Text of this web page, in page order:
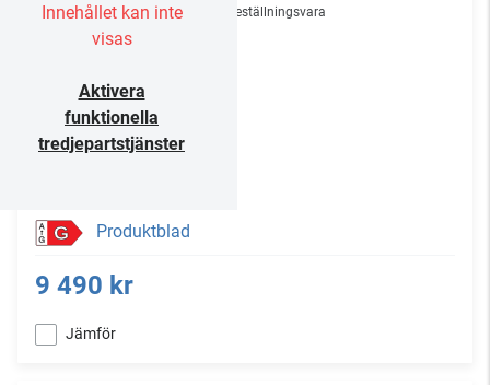
Innehållet kan inte
visas
Aktivera
funktionella
tredjepartstjänster
Beställningsvara
G Produktblad
9 490 kr
Jämför